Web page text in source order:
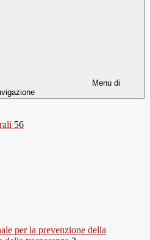
Menu di
56
per la prevenzione della